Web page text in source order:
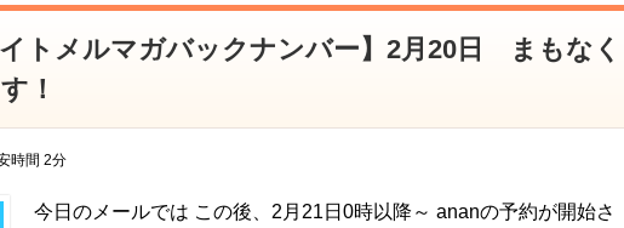
トメルマガバックナンバー】2月20日 まもなく
！
時間 2分
今日のメールでは この後、2月21日0時以降～ ananの予約が開始さ